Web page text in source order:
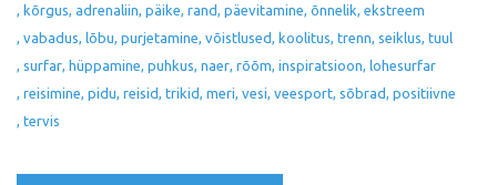
kõrgus adrenaliin päike rand päevitamine õnnelik ekstreem
vabadus lõbu purjetamine võistlused koolitus trenn seiklus tuul
surfar hüppamine puhkus naer rõõm inspiratsioon lohesurfar
reisimine pidu reisid trikid meri vesi veesport sõbrad positiivne
tervis